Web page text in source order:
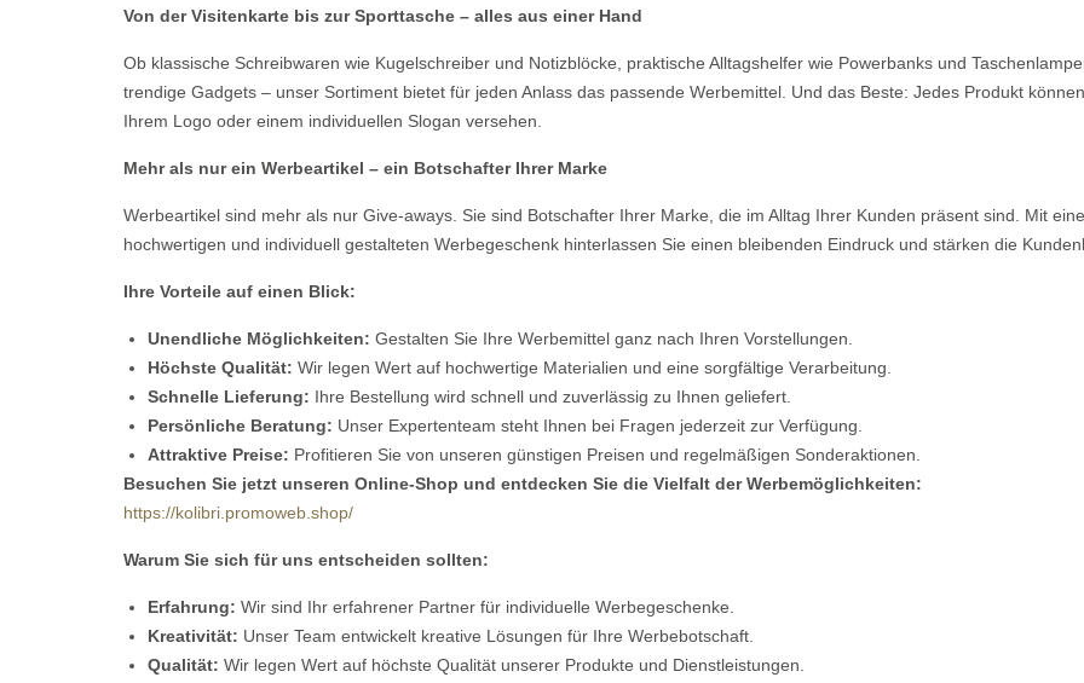
Von der Visitenkarte bis zur Sporttasche – alles aus einer Hand
Ob klassische Schreibwaren wie Kugelschreiber und Notizblöcke, praktische Alltagshelfer wie Powerbanks und
trendige Gadgets – unser Sortiment bietet für jeden Anlass das passende Werbemittel. Und das Beste: Jedes Produkt
Ihrem Logo oder einem individuellen Slogan versehen.
Mehr als nur ein Werbeartikel – ein Botschafter Ihrer Marke
Werbeartikel sind mehr als nur Give-aways. Sie sind Botschafter Ihrer Marke, die im Alltag Ihrer Kunden präsent sind. Mit
hochwertigen und individuell gestalteten Werbegeschenk hinterlassen Sie einen bleibenden Eindruck und stärken die
Ihre Vorteile auf einen Blick:
Unendliche Möglichkeiten: Gestalten Sie Ihre Werbemittel ganz nach Ihren Vorstellungen.
Höchste Qualität: Wir legen Wert auf hochwertige Materialien und eine sorgfältige Verarbeitung.
Schnelle Lieferung: Ihre Bestellung wird schnell und zuverlässig zu Ihnen geliefert.
Persönliche Beratung: Unser Expertenteam steht Ihnen bei Fragen jederzeit zur Verfügung.
Attraktive Preise: Profitieren Sie von unseren günstigen Preisen und regelmäßigen Sonderaktionen.
Besuchen Sie jetzt unseren Online-Shop und entdecken Sie die Vielfalt der Werbemöglichkeiten:
https://kolibri.promoweb.shop/
Warum Sie sich für uns entscheiden sollten:
Erfahrung: Wir sind Ihr erfahrener Partner für individuelle Werbegeschenke.
Kreativität: Unser Team entwickelt kreative Lösungen für Ihre Werbebotschaft.
Qualität: Wir legen Wert auf höchste Qualität unserer Produkte und Dienstleistungen.